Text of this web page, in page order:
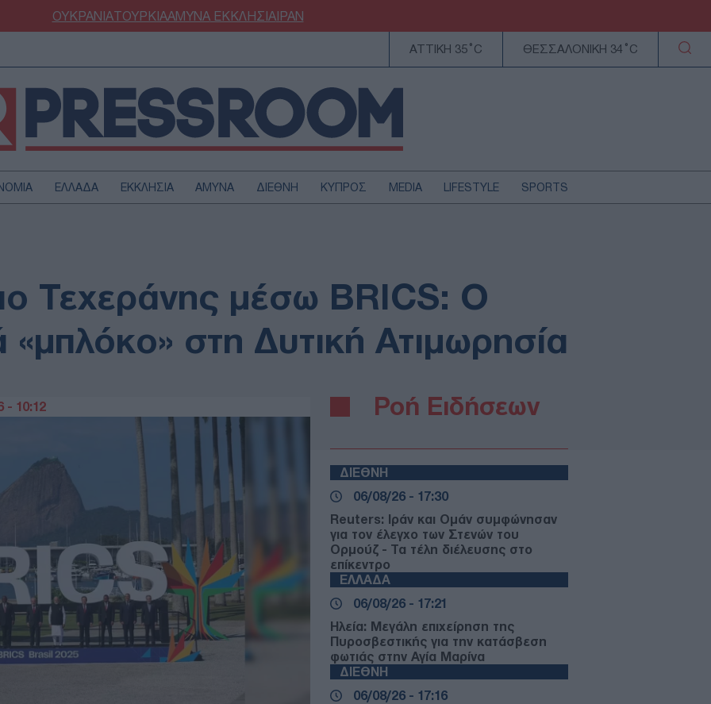
ΟΥΚΡΑΝΙΑΤΟΥΡΚΙΑΑΜΥΝΑΕΚΚΛΗΣΙΑΙΡΑΝ
ΑΤΤΙΚΗ 35°C ΘΕΣΣΑΛΟΝΙΚΗ 34°C
ΕΛΛΑΔΑ ΕΚΚΛΗΣΙΑ ΑΜΥΝΑ ΔΙΕΘΝΗ ΚΥΠΡΟΣ MEDIA LIFESTYLE SPORTS
ΥΓΕΙΑ
ΤΕΧΝΟΛΟΓΙΑ
ΑΡΘΡΟΓΡΑΦΙΑ
Τεχεράνης μέσω BRICS: Ο
«μπλόκο» στη Δυτική Ατιμωρησία
- 10:12 Ροή Ειδήσεων
ΔΙΕΘΝΗ
06/08/26 - 17:30
Reuters: Ιράν και Ομάν συμφώνησαν
για τον έλεγχο των Στενών του
Ορμούζ - Τα τέλη διέλευσης στο
επίκεντρο
ΕΛΛΑΔΑ
06/08/26 - 17:21
Ηλεία: Μεγάλη επιχείρηση της
Πυροσβεστικής για την κατάσβεση
φωτιάς στην Αγία Μαρίνα
ΔΙΕΘΝΗ
06/08/26 - 17:16